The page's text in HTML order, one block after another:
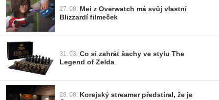
27. 08. Mei z Overwatch má svůj vlastní
Blizzardí filmeček
31. 03. Co si zahrát šachy ve stylu The
Legend of Zelda
28. 08. Korejský streamer předstíral, že je